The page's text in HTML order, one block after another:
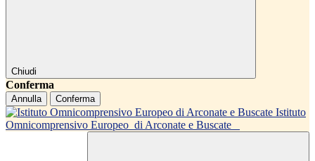
Chiudi
Conferma
Annulla Conferma
Istituto
Omnicomprensivo Europeo di Arconate e Buscate